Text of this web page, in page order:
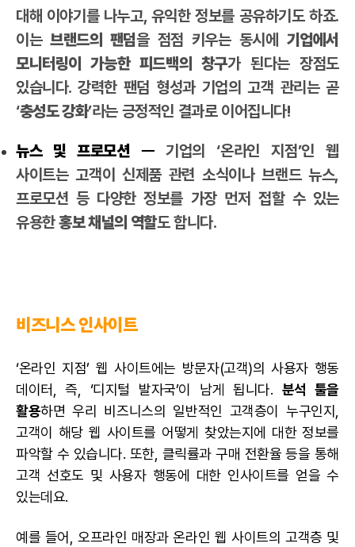
대해 이야기를 나누고, 유익한 정보를 공유하기도 하죠.
이는브랜드의 팬덤을 점점 키우는 동시에 기업에서
모니터링이 가능한 피드백의 창구가 된다는 장점도
있습니다. 강력한 팬덤 형성과 기업의 고객 관리는 곧
‘충성도 강화’라는 긍정적인 결과로 이어집니다!
뉴스 및 프로모션 ㅡ기업의 ‘온라인 지점’인 웹
사이트는 고객이 신제품 관련 소식이나 브랜드 뉴스,
프로모션 등 다양한 정보를 가장 먼저 접할 수 있는
유용한홍보 채널의 역할도 합니다.
비즈니스 인사이트
‘온라인 지점’ 웹 사이트에는 방문자(고객)의 사용자 행동
데이터, 즉, ‘디지털 발자국’이 남게 됩니다. 분석 툴을
활용하면 우리 비즈니스의 일반적인 고객층이 누구인지,
고객이 해당 웹 사이트를 어떻게 찾았는지에 대한 정보를
파악할 수 있습니다. 또한, 클릭률과 구매 전환율 등을 통해
고객 선호도 및 사용자 행동에 대한 인사이트를 얻을 수
있는데요.
예를 들어, 오프라인 매장과 온라인 웹 사이트의 고객층 및